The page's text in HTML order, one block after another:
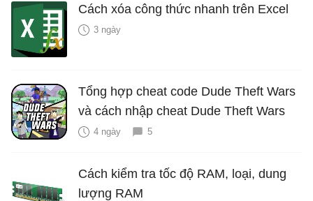
Cách xóa công thức nhanh trên Excel
3 ngày
Tổng hợp cheat code Dude Theft Wars
và cách nhập cheat Dude Theft Wars
4 ngày 5
Cách kiểm tra tốc độ RAM, loại, dung
lượng RAM